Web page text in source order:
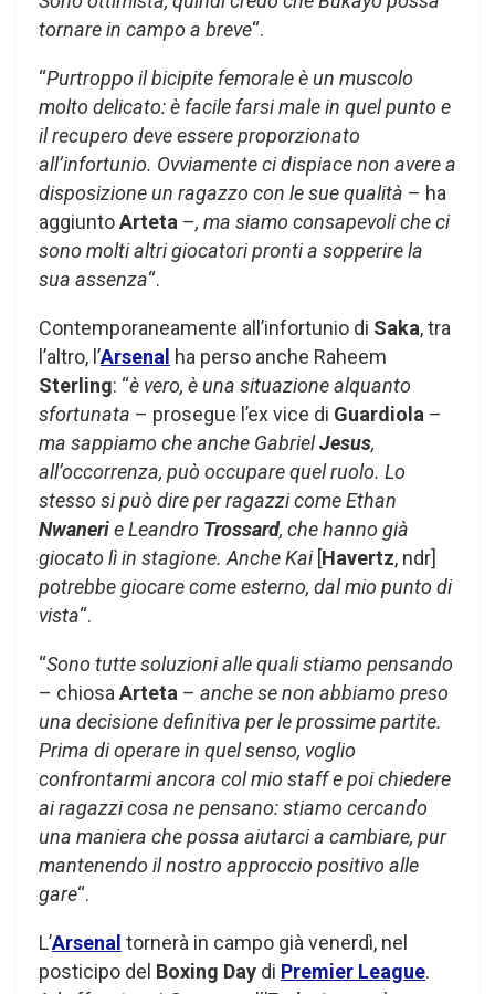
tornare in campo a breve“.
“Purtroppo il bicipite femorale è un muscolo
molto delicato: è facile farsi male in quel punto e
il recupero deve essere proporzionato
all’infortunio. Ovviamente ci dispiace non avere a
disposizione un ragazzo con le sue qualità – ha
aggiuntoArteta –, ma siamo consapevoli che ci
sono molti altri giocatori pronti a sopperire la
sua assenza“.
Contemporaneamente all’infortunio di Saka, tra
l’altro, l’Arsenal ha perso anche Raheem
Sterling: “è vero, è una situazione alquanto
sfortunata – prosegue l’ex vice di Guardiola –
ma sappiamo che anche GabrielJesus,
all’occorrenza, può occupare quel ruolo. Lo
stesso si può dire per ragazzi come Ethan
Nwanerie Leandro Trossard, che hanno già
giocato lì in stagione. Anche Kai[Havertz, ndr]
potrebbe giocare come esterno, dal mio punto di
vista“.
“Sono tutte soluzioni alle quali stiamo pensando
– chiosa Arteta – anche se non abbiamo preso
una decisione definitiva per le prossime partite.
Prima di operare in quel senso, voglio
confrontarmi ancora col mio staff e poi chiedere
ai ragazzi cosa ne pensano: stiamo cercando
una maniera che possa aiutarci a cambiare, pur
mantenendo il nostro approccio positivo alle
gare“.
L’Arsenal tornerà in campo già venerdì, nel
posticipo del Boxing Day di Premier League.